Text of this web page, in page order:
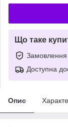
Що таке
Замовлення
Доступна
Опис